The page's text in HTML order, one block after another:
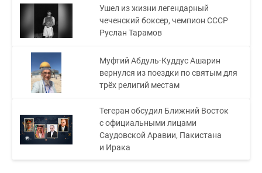
Ушел из жизни легендарный
чеченский боксер, чемпион СССР
Руслан Тарамов
Муфтий Абдуль-Куддус Ашарин
вернулся из поездки по святым для
трёх религий местам
Тегеран обсудил Ближний Восток
с официальными лицами
Саудовской Аравии, Пакистана
и Ирака